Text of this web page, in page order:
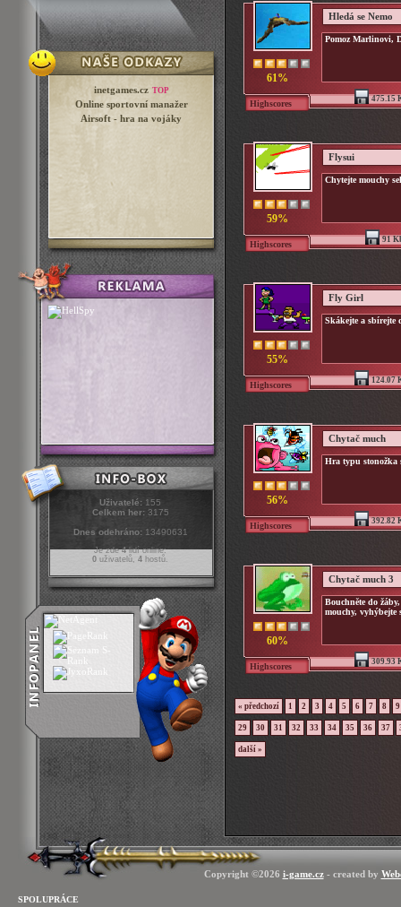
inetgames.cz TOP
Online sportovní manažer
Airsoft - hra na vojáky
Uživatelé: 155
Celkem her:3175
Dnes odehráno:13490631
Je zde4lidí online:
0 uživatelů, 4 hostů.
61%
Hledá se Nemo
Pomoz Marlinovi,
Highscores 475.15
59%
Flysui
Chytejte mouchy
Highscores 91
55%
Fly Girl
Skákejte a sbírejte
Highscores 124.07
56%
Chytač much
Hra typu stonožka
Highscores 392.82
60%
Chytač much 3
Bouchněte do
mouchy, vyhýbejte
Highscores 309.93
« předchozí 1 2 3 4 5 6 7 8 9
29 30 31 32 33 34 35 36 37
další »
Copyright ©2026 i-game.cz- created by
SPOLUPRÁCE